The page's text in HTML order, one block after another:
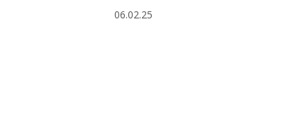
06.02.25